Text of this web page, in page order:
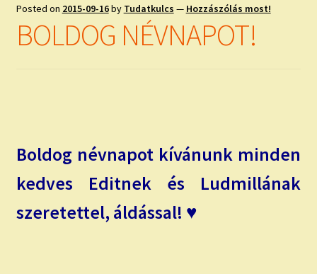
ISMERJ MEG!
AJÁNDÉKOKKAL!
Posted on 2015-09-16by Tudatkulcs — Hozzászólás most!
BOLDOG NÉVNAPOT!
Boldog névnapot kívánunk minden
kedves Editnek és Ludmillának
szeretettel, áldással! ♥